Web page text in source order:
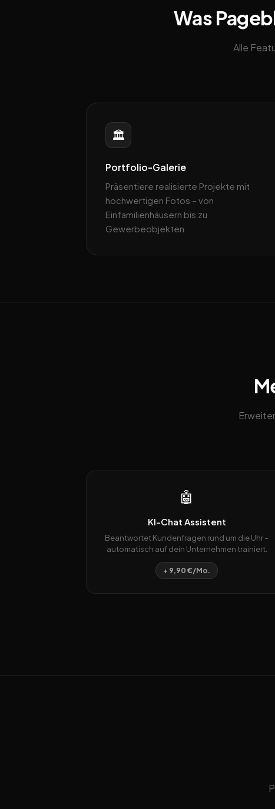
Was
Alle
🏛️
Portfolio-Galerie
Präsentiere realisierte Projekte mit
hochwertigen Fotos – von
Einfamilienhäusern bis zu
Gewerbeobjekten.
🤖
KI-Chat Assistent
Beantwortet Kundenfragen rund um die Uhr –
automatisch auf dein Unternehmen trainiert.
+ 9,90 €/Mo.